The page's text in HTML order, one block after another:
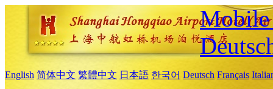
Mobile
English 简体中文 繁體中文 日本語 한국어 Deutsch Français